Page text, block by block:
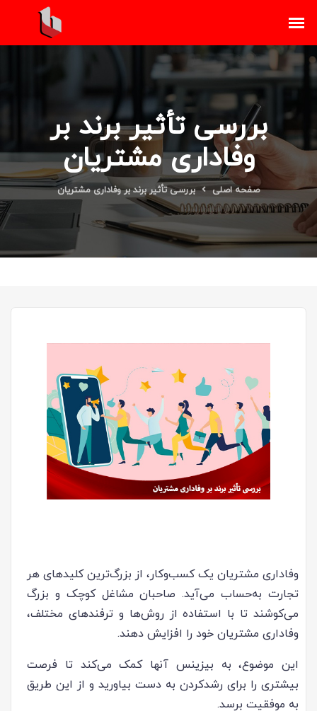
بررسی تأثیر برند بر
وفاداری مشتریان
صفحه اصلی بررسی تأثیر برند بر وفاداری مشتریان
وفاداری مشتریان یک کسب‌وکار، از بزرگ‌ترین کلیدهای هر
تجارت به‌حساب می‌آید. صاحبان مشاغل کوچک و بزرگ
می‌کوشند تا با استفاده از روش‌ها و ترفندهای مختلف،
وفاداری مشتریان خود را افزایش دهند.
این موضوع، به بیزینس آنها کمک می‌کند تا فرصت
بیشتری را برای رشدکردن به دست بیاورید و از این طریق
به موفقیت برسد.